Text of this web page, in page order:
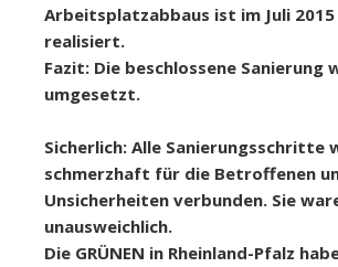
Arbeitsplatzabbaus ist im Juli
realisiert.
Fazit: Die beschlossene Sanierung
umgesetzt.
Sicherlich: Alle Sanierungsschritte
schmerzhaft für die Betroffenen
Unsicherheiten verbunden. Sie
unausweichlich.
Die GRÜNEN in Rheinland-Pfalz